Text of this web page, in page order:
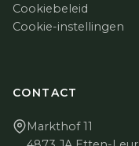
Cookiebeleid
Cookie-instellingen
CONTACT
Markthof 11